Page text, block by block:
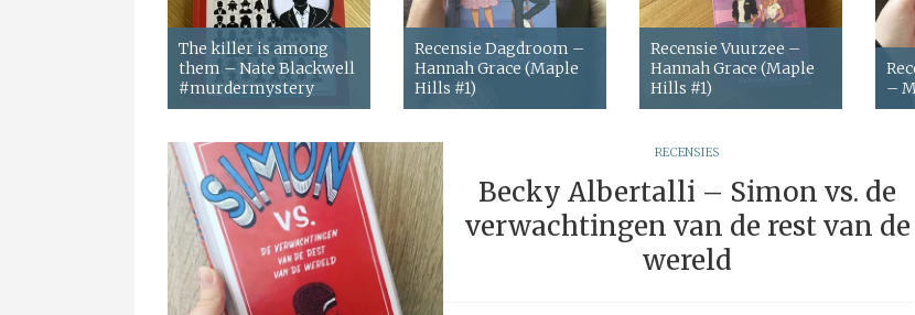
The killer is among
them – Nate Blackwell
#murdermystery
Recensie Dagdroom –
Hannah Grace (Maple
Hills #1)
Recensie Vuurzee –
Hannah Grace (Maple
Hills #1)
–
RECENSIES
Becky Albertalli – Simon vs. de
verwachtingen van de rest van de
wereld